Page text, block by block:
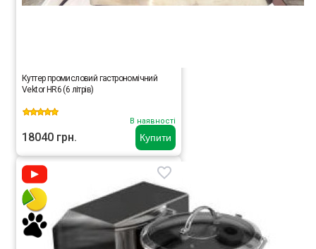
Купити
Куттер промисловий гастрономічний
Vektor HR6 (6 літрів)
В наявності
18040 грн.